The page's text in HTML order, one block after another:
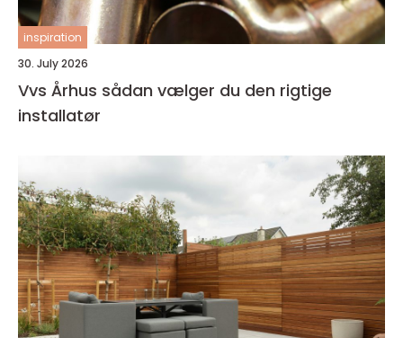
inspiration
30. July 2026
Vvs Århus sådan vælger du den rigtige
installatør